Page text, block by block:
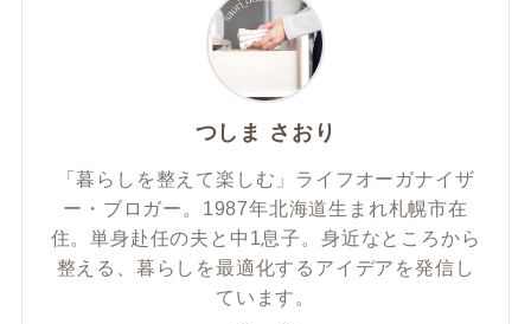
つしま さおり
「暮らしを整えて楽しむ」ライフオーガナイザ
ー・ブロガー。1987年北海道生まれ札幌市在
住。単身赴任の夫と中1息子。身近なところから
整える、暮らしを最適化するアイデアを発信し
ています。